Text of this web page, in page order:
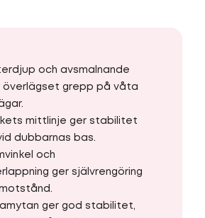
och avsmalnande
överlägset grepp på våta
mittlinje ger stabilitet
dubbarnas bas.
och
ger självrengöring
ger god stabilitet,